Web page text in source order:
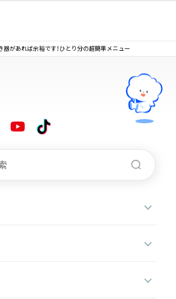
器があれば余裕です！ひとり分の超簡単メニュー